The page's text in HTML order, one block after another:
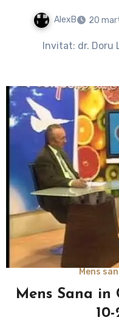
AlexB 20
Invitat: dr. Doru
Mens
Mens Sana in